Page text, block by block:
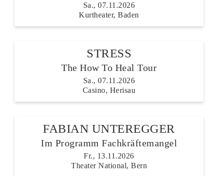
Sa., 07.11.2026
Kurtheater, Baden
STRESS
The How To Heal Tour
Sa., 07.11.2026
Casino, Herisau
FABIAN UNTEREGGER
Im Programm Fachkräftemangel
Fr., 13.11.2026
Theater National, Bern